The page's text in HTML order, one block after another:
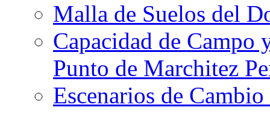
Malla de Suelos del
Capacidad de Campo
Punto de Marchitez
Escenarios de